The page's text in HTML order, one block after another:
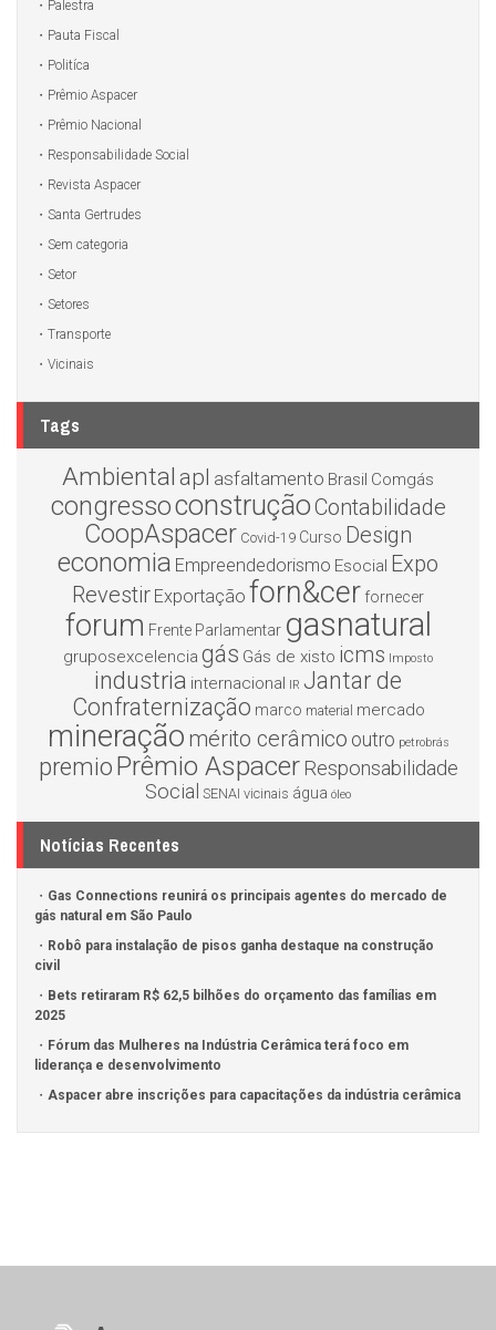
Palestra
Pauta Fiscal
Politíca
Prêmio Aspacer
Prêmio Nacional
Responsabilidade Social
Revista Aspacer
Santa Gertrudes
Sem categoria
Setor
Setores
Transporte
Vicinais
Tags
Ambiental apl asfaltamento Brasil Comgás
congressoconstruçãoContabilidade
CoopAspacer Covid-19 Curso Design
economia Empreendedorismo Esocial Expo
Revestir Exportação forn&cer fornecer
forum Frente Parlamentar gasnatural
gruposexcelencia gás Gás de xisto icms Imposto
industria internacional IR Jantar de
Confraternização marco material mercado
mineração mérito cerâmico outro petrobrás
premio Prêmio Aspacer Responsabilidade
Social SENAI vicinais água óleo
Notícias Recentes
Gas Connections reunirá os principais agentes do mercado de
gás natural em São Paulo
Robô para instalação de pisos ganha destaque na construção
civil
Bets retiraram R$ 62,5 bilhões do orçamento das famílias em
2025
Fórum das Mulheres na Indústria Cerâmica terá foco em
liderança e desenvolvimento
Aspacer abre inscrições para capacitações da indústria cerâmica